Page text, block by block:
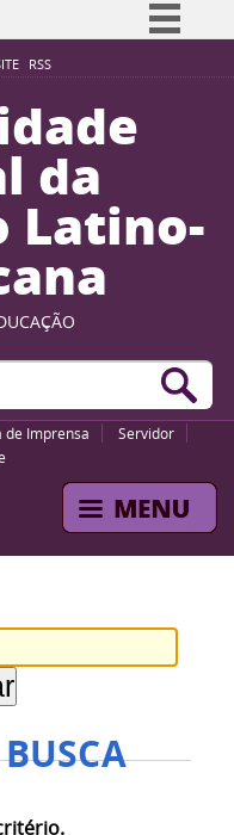
RSS
Simplifique!
Participe
Acesso à informação
Legislação
Canais
da
Latino-
de Imprensa
Servidor